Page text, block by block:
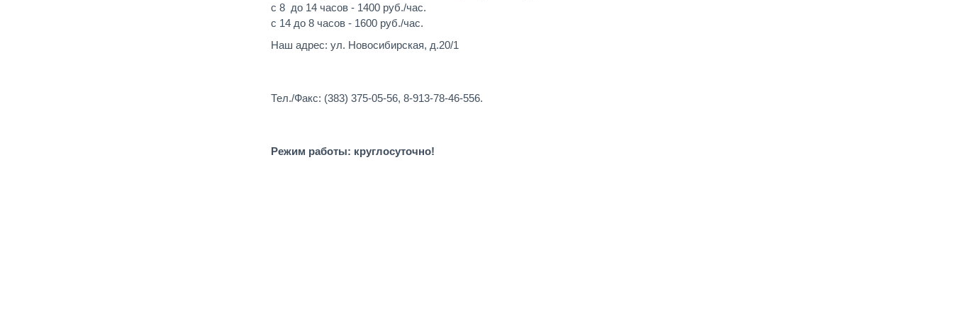
с 8 до 14 часов - 1400 руб./час.
с 14 до 8 часов - 1600 руб./час.
Наш адрес: ул. Новосибирская, д.20/1
Тел./Факс: (383) 375-05-56, 8-913-78-46-556.
Режим работы: круглосуточно!